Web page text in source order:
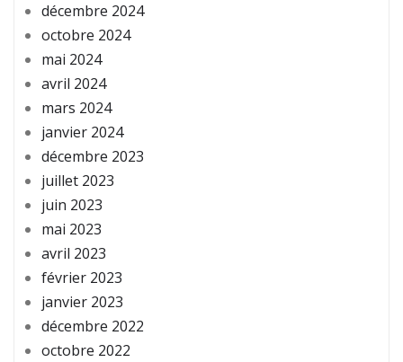
décembre 2024
octobre 2024
mai 2024
avril 2024
mars 2024
janvier 2024
décembre 2023
juillet 2023
juin 2023
mai 2023
avril 2023
février 2023
janvier 2023
décembre 2022
octobre 2022